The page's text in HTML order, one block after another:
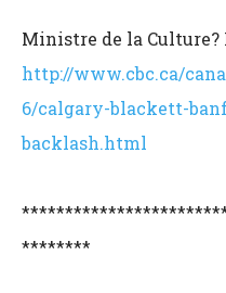
Ministre de la
http://www.cbc.ca/
6/calgary-blackett-
backlash.html
********